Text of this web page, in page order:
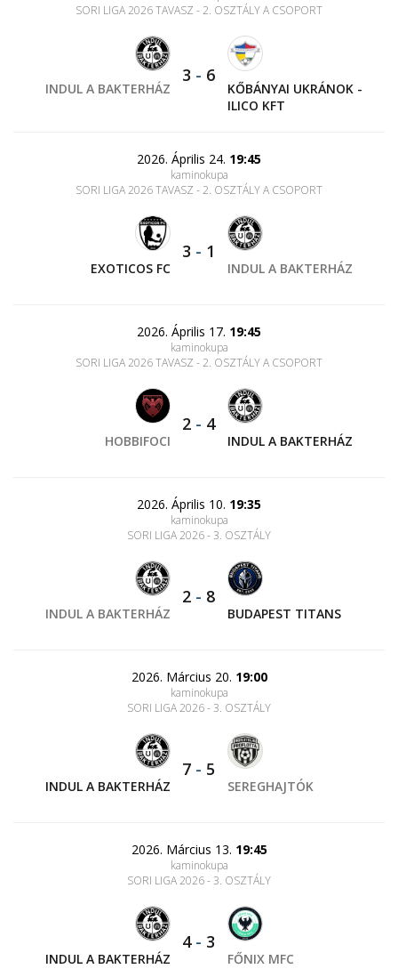
SORI LIGA 2026 TAVASZ - 2. OSZTÁLY A CSOPORT
INDUL A BAKTERHÁZ
3 - 6
KŐBÁNYAI UKRÁNOK -
ILICO KFT
2026. Április 24. 19:45
kaminokupa
SORI LIGA 2026 TAVASZ - 2. OSZTÁLY A CSOPORT
EXOTICOS FC
3 - 1
INDUL A BAKTERHÁZ
2026. Április 17. 19:45
kaminokupa
SORI LIGA 2026 TAVASZ - 2. OSZTÁLY A CSOPORT
HOBBIFOCI
2 - 4
INDUL A BAKTERHÁZ
2026. Április 10. 19:35
kaminokupa
SORI LIGA 2026 - 3. OSZTÁLY
INDUL A BAKTERHÁZ
2 - 8
BUDAPEST TITANS
2026. Március 20. 19:00
kaminokupa
SORI LIGA 2026 - 3. OSZTÁLY
INDUL A BAKTERHÁZ
7 - 5
SEREGHAJTÓK
2026. Március 13. 19:45
kaminokupa
SORI LIGA 2026 - 3. OSZTÁLY
INDUL A BAKTERHÁZ
4- 3
FŐNIX MFC